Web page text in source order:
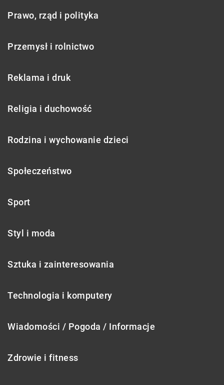
Prawo, rząd i polityka
Przemysł i rolnictwo
Reklama i druk
Religia i duchowość
Rodzina i wychowanie dzieci
Społeczeństwo
Sport
Styl i moda
Sztuka i zainteresowania
Technologia i komputery
Wiadomości / Pogoda / Informacje
Zdrowie i fitness